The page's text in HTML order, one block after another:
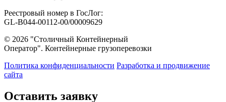
Реестровый номер в ГосЛог:
GL-B044-00112-00/00009629
© 2026 "Столичный Контейнерный
Оператор". Контейнерные грузоперевозки
Политика конфиденциальности Разработка и продвижение
сайта
Оставить заявку